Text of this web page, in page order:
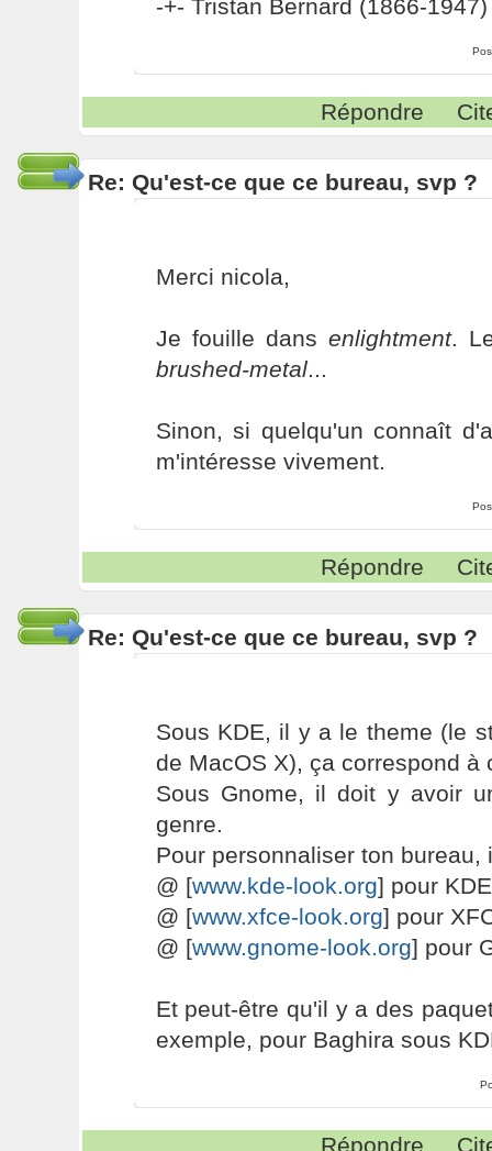
-+- Tristan Bernard (1866-1947)
Répondre
Re: Qu'est-ce que ce bureau, svp ?
Merci nicola,
Je fouille dans enlightment.
brushed-metal...
Sinon, si quelqu'un connaît
m'intéresse vivement.
Répondre
Re: Qu'est-ce que ce bureau, svp ?
Sous KDE, il y a le theme (le
de MacOS X), ça correspond à
Sous Gnome, il doit y avoir
genre.
Pour personnaliser ton bureau,
@ [www.kde-look.org] pour KDE
@ [www.xfce-look.org] pour
@ [www.gnome-look.org] pour
Et peut-être qu'il y a des
exemple, pour Baghira sous
Répondre